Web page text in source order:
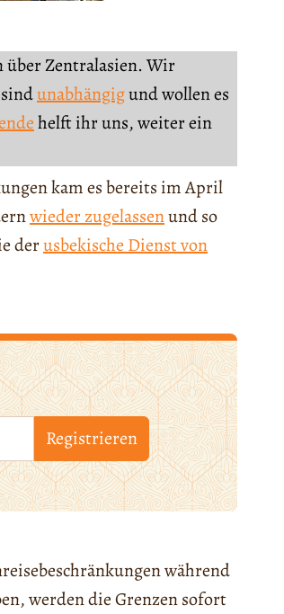
über Zentralasien. Wir
unabhängigund wollen es
helft ihr uns, weiter ein
kam es bereits im April
wieder zugelassenund so
derusbekische Dienst von
Registrieren
während
werden die Grenzen sofort